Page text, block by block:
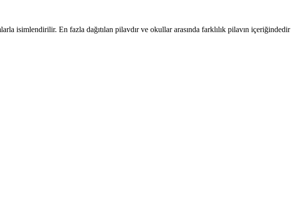
isimlendirilir. En fazla dağıtılan pilavdır ve okullar arasında farklılık pilavın içeriğindedir